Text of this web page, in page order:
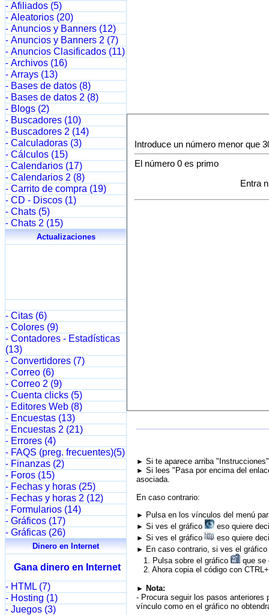
- Afiliados (5)
- Aleatorios (20)
- Anuncios y Banners (12)
- Anuncios y Banners 2 (7)
- Anuncios Clasificados (11)
- Archivos (16)
- Arrays (13)
- Bases de datos (8)
- Bases de datos 2 (8)
- Blogs (2)
- Buscadores (10)
- Buscadores 2 (14)
- Calculadoras (3)
- Cálculos (15)
- Calendarios (17)
- Calendarios 2 (8)
- Carrito de compra (19)
- CD - Discos (1)
- Chats (5)
- Chats 2 (15)
Actualizaciones
- Citas (6)
- Colores (9)
- Contadores - Estadísticas
(13)
- Convertidores (7)
- Correo (6)
- Correo 2 (9)
- Cuenta clicks (5)
- Editores Web (8)
- Encuestas (13)
- Encuestas 2 (21)
- Errores (4)
- FAQS (preg. frecuentes)(5)
- Finanzas (2)
- Foros (15)
- Fechas y horas (25)
- Fechas y horas 2 (12)
- Formularios (14)
- Gráficos (17)
- Gráficas (26)
Dinero en Internet
Gana dinero en Internet
- HTML (7)
- Hosting (1)
- Juegos (3)
► Si te aparece arriba
► Si lees "Pasa por encima del
asociada.
En caso contrario:
► Pulsa en los vínculos del menú
► Si ves el gráfico eso quiere
► Si ves el gráfico eso quiere
► En caso contrario, si ves el gráfico
1. Pulsa sobre el gráfico
que se
2. Ahora copia el código con
► Nota:
- Procura seguir los pasos
vínculo como en el gráfico no